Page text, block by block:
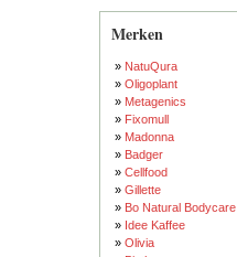
Merken
» NatuQura
» Oligoplant
» Metagenics
» Fixomull
» Madonna
» Badger
» Cellfood
» Gillette
» Bo Natural Bodycare
» Idee Kaffee
» Olivia